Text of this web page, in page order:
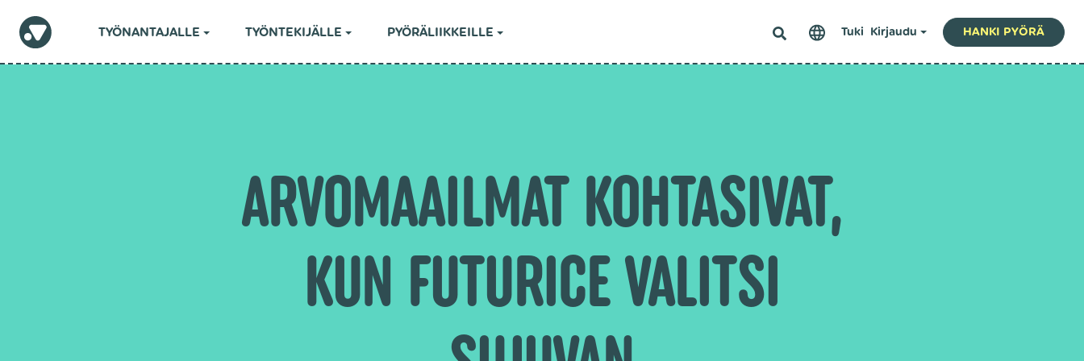
TYÖNANTAJALLE TYÖNTEKIJÄLLE PYÖRÄLIIKKEILLE Tuki Kirjaudu HANKI PYÖRÄ
ARVOMAAILMAT KOHTASIVAT,
KUN FUTURICE VALITSI